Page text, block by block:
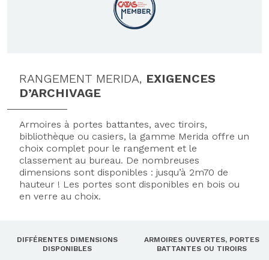
RANGEMENT MERIDA, EXIGENCES
D’ARCHIVAGE
Armoires à portes battantes, avec tiroirs,
bibliothèque ou casiers, la gamme Merida offre un
choix complet pour le rangement et le
classement au bureau. De nombreuses
dimensions sont disponibles : jusqu’à 2m70 de
hauteur ! Les portes sont disponibles en bois ou
en verre au choix.
DIFFÉRENTES DIMENSIONS
DISPONIBLES
ARMOIRES OUVERTES, PORTES
BATTANTES OU TIROIRS